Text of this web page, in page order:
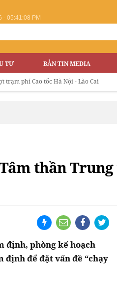
- 05:41:09 PM
TƯ BẢN TIN MEDIA
tốc Hà Nội - Lào Cai
thần
định, phòng kế hoạch
định để đặt vấn đề “chạy